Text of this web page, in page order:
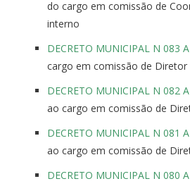
do cargo em comissão de
interno
DECRETO MUNICIPAL N 083
cargo em comissão de Diretor
DECRETO MUNICIPAL N 082
ao cargo em comissão de
DECRETO MUNICIPAL N 081
ao cargo em comissão de
DECRETO MUNICIPAL N 080